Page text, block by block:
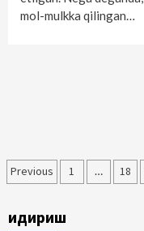
mol-mulkka qilingan…
Maqolalar
Previous 1 … 18
Қидириш